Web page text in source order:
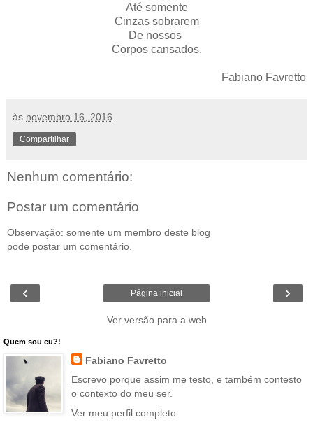
Até somente
Cinzas sobrarem
De nossos
Corpos cansados.
Fabiano Favretto
às novembro 16, 2016
Compartilhar
Nenhum comentário:
Postar um comentário
Observação: somente um membro deste blog
pode postar um comentário.
‹ ›
Página inicial
Ver versão para a web
Quem sou eu?!
Fabiano Favretto
Escrevo porque assim me testo, e também contesto
o contexto do meu ser.
Ver meu perfil completo